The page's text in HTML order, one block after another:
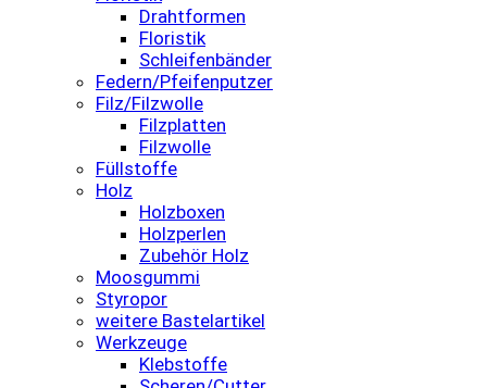
Drahtformen
Floristik
Schleifenbänder
Federn/Pfeifenputzer
Filz/Filzwolle
Filzplatten
Filzwolle
Füllstoffe
Holz
Holzboxen
Holzperlen
Zubehör Holz
Moosgummi
Styropor
weitere Bastelartikel
Werkzeuge
Klebstoffe